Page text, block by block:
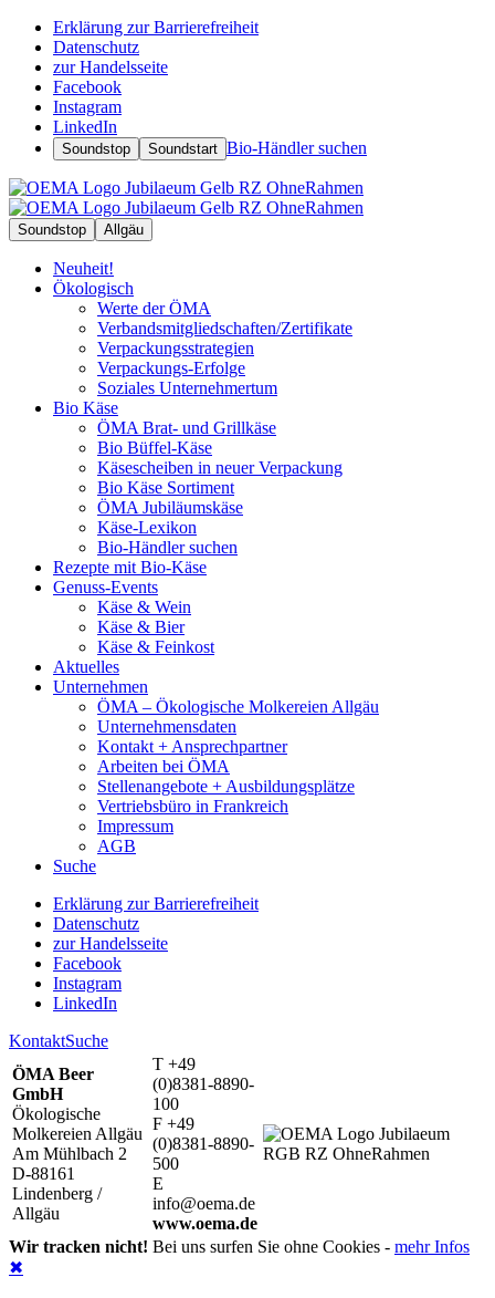
Erklärung zur Barrierefreiheit
Datenschutz
zur Handelsseite
Facebook
Instagram
LinkedIn
Soundstop Soundstart Bio-Händler suchen
Soundstop Allgäu
Neuheit!
Ökologisch
Werte der ÖMA
Verbandsmitgliedschaften/Zertifikate
Verpackungsstrategien
Verpackungs-Erfolge
Soziales Unternehmertum
Bio Käse
ÖMA Brat- und Grillkäse
Bio Büffel-Käse
Käsescheiben in neuer Verpackung
Bio Käse Sortiment
ÖMA Jubiläumskäse
Käse-Lexikon
Bio-Händler suchen
Rezepte mit Bio-Käse
Genuss-Events
Käse & Wein
Käse & Bier
Käse & Feinkost
Aktuelles
Unternehmen
ÖMA – Ökologische Molkereien Allgäu
Unternehmensdaten
Kontakt + Ansprechpartner
Arbeiten bei ÖMA
Stellenangebote + Ausbildungsplätze
Vertriebsbüro in Frankreich
Impressum
AGB
Suche
Erklärung zur Barrierefreiheit
Datenschutz
zur Handelsseite
Facebook
Instagram
LinkedIn
KontaktSuche
ÖMA Beer
GmbH
Ökologische
Molkereien Allgäu
Am Mühlbach 2
D-88161
Lindenberg /
Allgäu
T +49
(0)8381-8890-
100
F +49
(0)8381-8890-
500
E
info@oema.de
www.oema.de
Wir tracken nicht! Bei uns surfen Sie ohne Cookies - mehr Infos
✖